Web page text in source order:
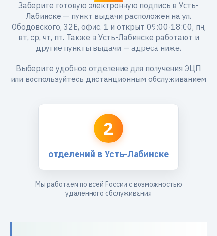
Заберите готовую электронную подпись в Усть-
Лабинске — пункт выдачи расположен на ул.
Ободовского, 32Б, офис. 1 и открыт 09:00-18:00, пн,
вт, ср, чт, пт. Также в Усть-Лабинске работают и
другие пункты выдачи — адреса ниже.
Выберите удобное отделение для получения ЭЦП
или воспользуйтесь дистанционным обслуживанием
2
отделений в Усть-Лабинске
Мы работаем по всей России с возможностью
удаленного обслуживания